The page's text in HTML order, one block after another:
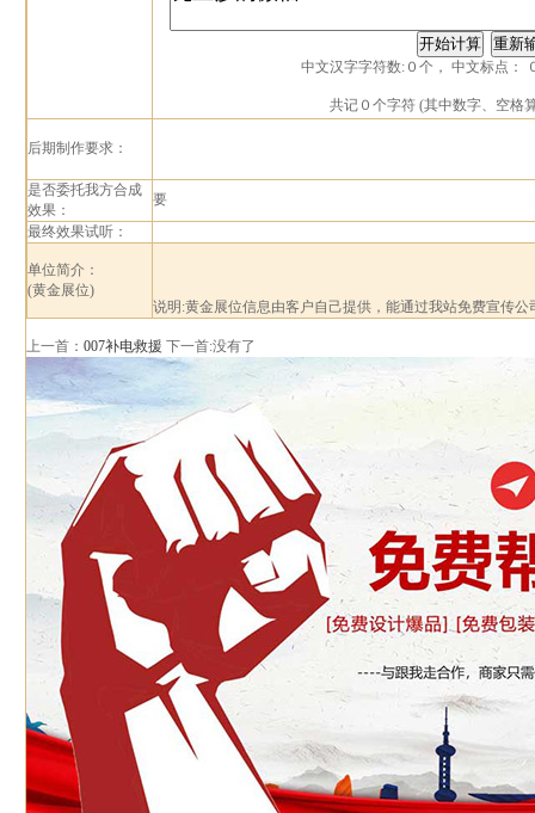
中文汉字字符数:０ 个， 中文标点：
共记 ０ 个字符 (其中数字、空格
后期制作要求：
是否委托我方合成
效果：
要
最终效果试听：
单位简介：
(黄金展位)
说明:黄金展位信息由客户自己提供，能通过我站免费宣传
上一首： 007补电救援 下一首:没有了